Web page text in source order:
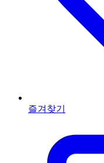
즐겨찾기